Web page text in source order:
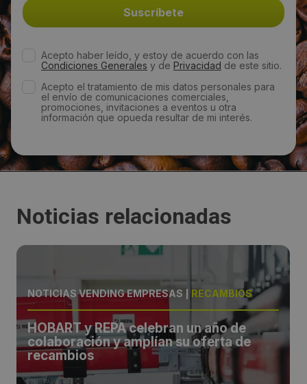
Acepto haber leído, y estoy de acuerdo con las
Condiciones Generales y de Privacidad de este sitio.
Acepto el tratamiento de mis datos personales para
el envío de comunicaciones comerciales,
promociones, invitaciones a eventos u otra
información que opueda resultar de mi interés.
Noticias relacionadas
NOTICIAS VENDING EMPRESAS RECAMBIOS
HOBART y REPA celebran un año de
colaboración y amplían su oferta de
recambios